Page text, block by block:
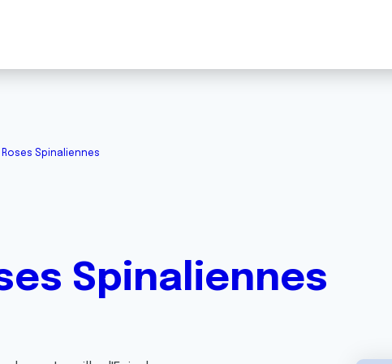
Roses Spinaliennes
Spinaliennes